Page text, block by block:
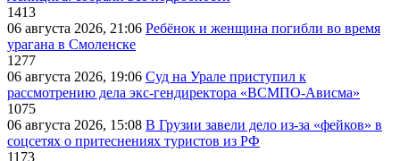
1413
06 августа 2026, 21:06 Ребёнок и женщина погибли во время
урагана в Смоленске
1277
06 августа 2026, 19:06 Суд на Урале приступил к
рассмотрению дела экс-гендиректора «ВСМПО-Ависма»
1075
06 августа 2026, 15:08 В Грузии завели дело из-за «фейков» в
соцсетях о притеснениях туристов из РФ
1173